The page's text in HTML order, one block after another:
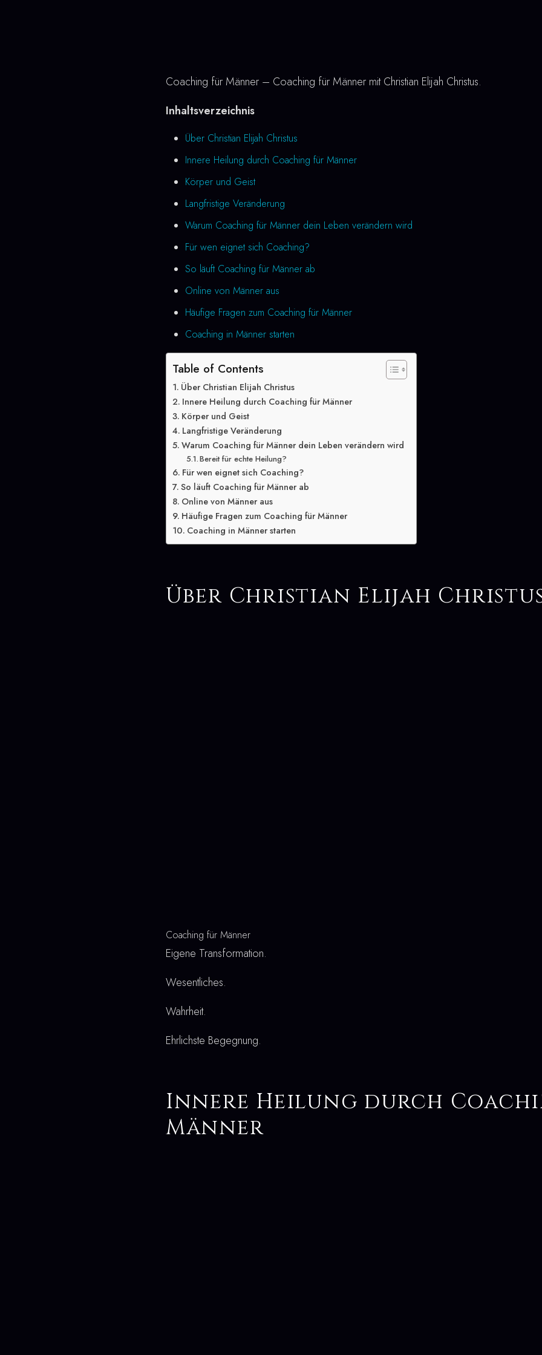
Coaching für Männer – Coaching für Männer mit Christian Elijah Christus.
Inhaltsverzeichnis
Über Christian Elijah Christus
Innere Heilung durch Coaching für Männer
Körper und Geist
Langfristige Veränderung
Warum Coaching für Männer dein Leben verändern wird
Für wen eignet sich Coaching?
So läuft Coaching für Männer ab
Online von Männer aus
Häufige Fragen zum Coaching für Männer
Coaching in Männer starten
Table of Contents
Über Christian Elijah Christus
Innere Heilung durch Coaching für Männer
Körper und Geist
Langfristige Veränderung
Warum Coaching für Männer dein Leben verändern wird
Bereit für echte Heilung?
Für wen eignet sich Coaching?
So läuft Coaching für Männer ab
Online von Männer aus
Häufige Fragen zum Coaching für Männer
Coaching in Männer starten
Über Christian Elijah
Coaching für Männer
Eigene Transformation.
Wesentliches.
Wahrheit.
Ehrlichste Begegnung.
Innere Heilung durch
Männer